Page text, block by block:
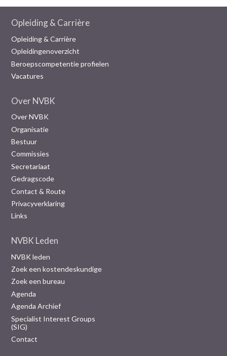
Opleiding & Carrière
Opleiding & Carrière
Opleidingenoverzicht
Beroepscompetentie profielen
Vacatures
Over NVBK
Over NVBK
Organisatie
Bestuur
Commissies
Secretariaat
Gedragscode
Contact & Route
Privacyverklaring
Links
NVBK Leden
NVBK leden
Zoek een kostendeskundige
Zoek een bureau
Agenda
Agenda Archief
Specialist Interest Groups
(SIG)
Contact